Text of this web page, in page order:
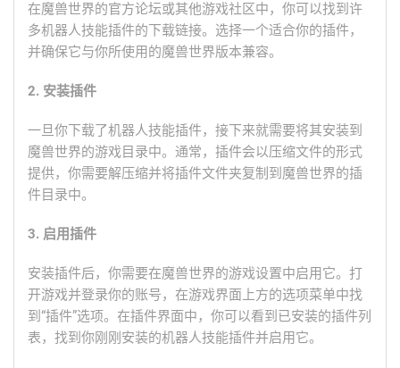
在魔兽世界的官方论坛或其他游戏社区中，你可以找到许
多机器人技能插件的下载链接。选择一个适合你的插件，
并确保它与你所使用的魔兽世界版本兼容。
2. 安装插件
一旦你下载了机器人技能插件，接下来就需要将其安装到
魔兽世界的游戏目录中。通常，插件会以压缩文件的形式
提供，你需要解压缩并将插件文件夹复制到魔兽世界的插
件目录中。
3. 启用插件
安装插件后，你需要在魔兽世界的游戏设置中启用它。打
开游戏并登录你的账号，在游戏界面上方的选项菜单中找
到“插件”选项。在插件界面中，你可以看到已安装的插件列
表，找到你刚刚安装的机器人技能插件并启用它。